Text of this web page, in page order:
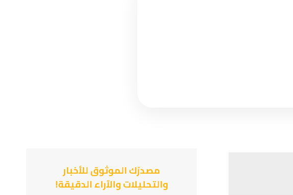
مصدرُك الموثوق للأخبار
والتحليلات والآراء الدقيقة!